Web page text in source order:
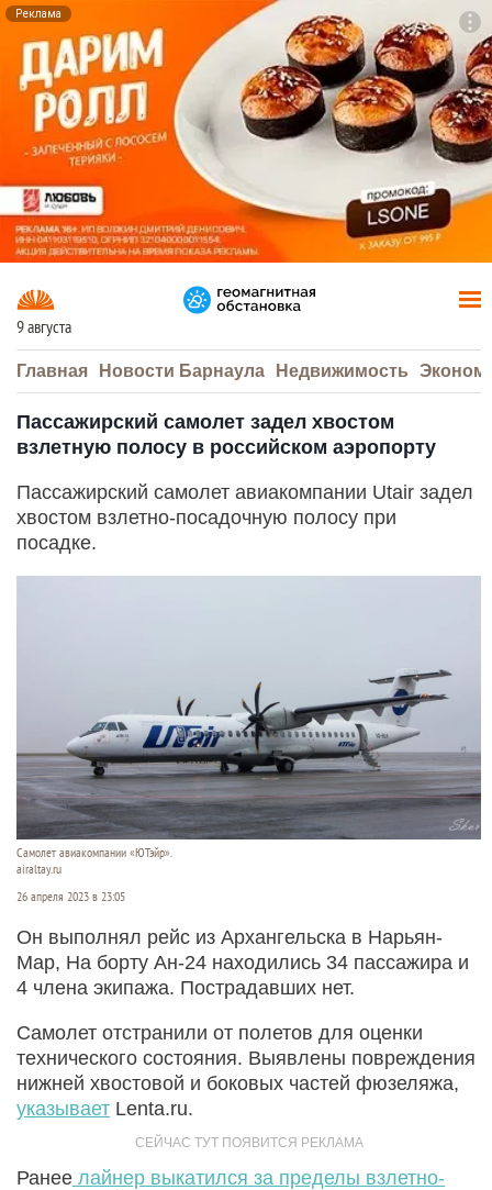
Реклама
9 августа
Главная Новости Барнаула Недвижимость
Пассажирский самолет задел хвостом
взлетную полосу в российском аэропорту
Пассажирский самолет авиакомпании Utair задел
хвостом взлетно-посадочную полосу при
посадке.
Самолет авиакомпании «ЮТэйр».
airaltay.ru
26 апреля 2023 в 23:05
Он выполнял рейс из Архангельска в Нарьян-
Мар, На борту Ан-24 находились 34 пассажира и
4 члена экипажа. Пострадавших нет.
Самолет отстранили от полетов для оценки
технического состояния. Выявлены повреждения
нижней хвостовой и боковых частей фюзеляжа,
указывает Lenta.ru.
Ранее лайнер выкатился за пределы взлетно-